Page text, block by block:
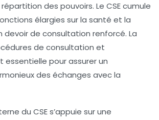
des pouvoirs. Le CSE cumule
élargies sur la santé et la
devoir de consultation renforcé. La
de consultation et
essentielle pour assurer un
des échanges avec la
du CSE s’appuie sur une